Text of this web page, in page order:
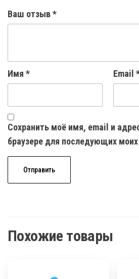
Ваш отзыв*
Имя * Email
Сохранить моё имя, email и
браузере для последующих
Похожие товары